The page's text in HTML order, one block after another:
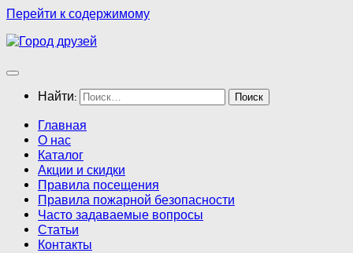
Перейти к содержимому
Найти:
Главная
О нас
Каталог
Акции и скидки
Правила посещения
Правила пожарной безопасности
Часто задаваемые вопросы
Статьи
Контакты